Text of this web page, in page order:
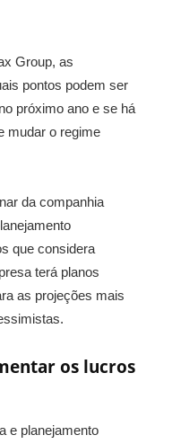
Group, as
pontos podem ser
próximo ano e se há
mudar o regime
da companhia
que considera
terá planos
as projeções mais
os lucros
e planejamento